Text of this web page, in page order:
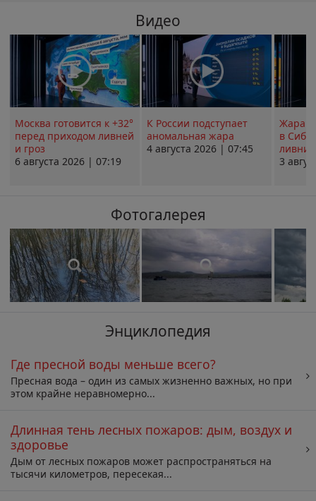
Видео
Москва готовится к +32°
перед приходом ливней
и гроз
6 августа 2026 | 07:19
К России подступает
аномальная жара
4 августа 2026 | 07:45
Жара в
в
ливни
3
Фотогалерея
Энциклопедия
Где пресной воды меньше всего?
Пресная вода – один из самых жизненно важных, но при
этом крайне неравномерно...
Длинная тень лесных пожаров: дым, воздух и
здоровье
Дым от лесных пожаров может распространяться на
тысячи километров, пересекая...